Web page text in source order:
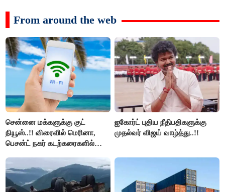
From around the web
சென்னை மக்களுக்கு குட்
நியூஸ்..!! விரைவில் மெரினா,
பெசன்ட் நகர் கடற்கரைகளில்
ஐகோர்ட் புதிய நீதிபதிகளுக்கு
முதல்வர் விஜய் வாழ்த்து..!!